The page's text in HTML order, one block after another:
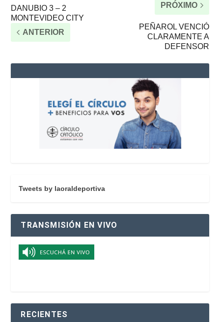
DANUBIO 3 – 2
MONTEVIDEO CITY
ANTERIOR
PRÓXIMO
PEÑAROL VENCIÓ
CLARAMENTE A
DEFENSOR
Tweets by laoraldeportiva
TRANSMISIÓN EN VIVO
RECIENTES